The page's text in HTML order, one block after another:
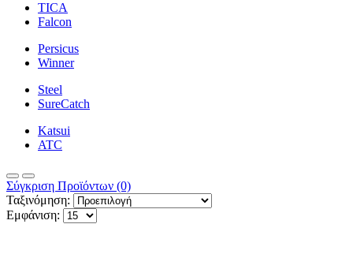
TICA
Falcon
Persicus
Winner
Steel
SureCatch
Katsui
ATC
Σύγκριση Προϊόντων (0)
Ταξινόμηση:
Εμφάνιση: